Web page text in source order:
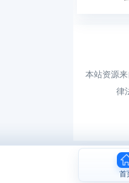
本站资源
律
首